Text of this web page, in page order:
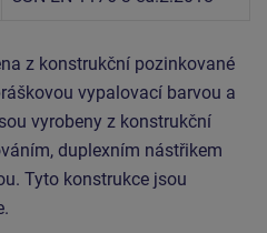
z konstrukční pozinkované
vypalovací barvou a
vyrobeny z konstrukční
duplexním nástřikem
Tyto konstrukce jsou